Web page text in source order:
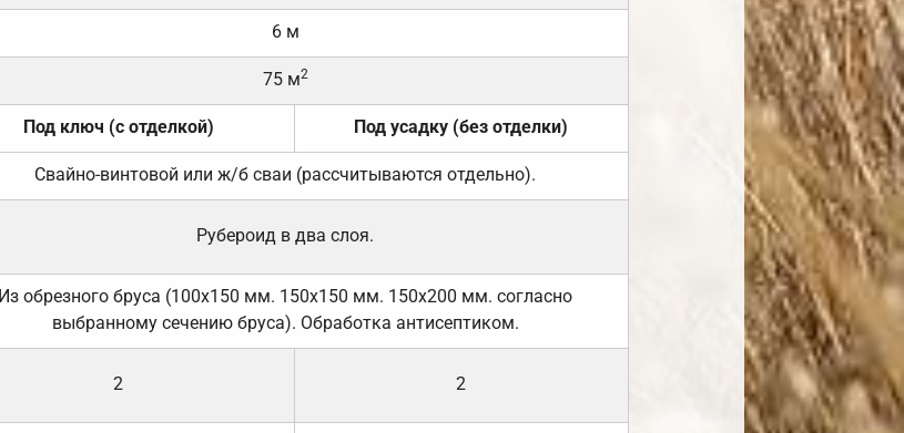
6 м
75 м2
Под ключ (с отделкой) Под усадку (без отделки)
Свайно-винтовой или ж/б сваи (рассчитываются отдельно).
Рубероид в два слоя.
Из обрезного бруса (100х150 мм. 150х150 мм. 150х200 мм. согласно
выбранному сечению бруса). Обработка антисептиком.
2 2